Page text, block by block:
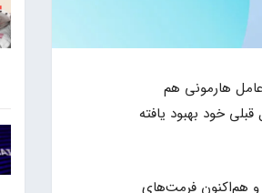
هارمونی هم
است، نسبت به نسل قبلی خود بهبود یافته
هم‌اکنون فرمت‌های